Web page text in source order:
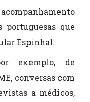
que
Espinhal.
exemplo, de
conversas com
a médicos,